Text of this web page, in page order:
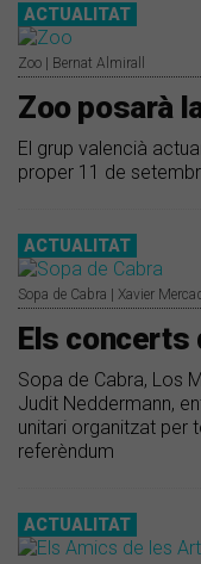
ACTUALITAT
Zoo | Bernat Almirall
Zoo posarà
El grup valencià
proper 11 de
ACTUALITAT
Sopa de Cabra | Xavier
Els concerts
Sopa de Cabra, Los
Judit Neddermann,
unitari organitzat per
referèndum
ACTUALITAT